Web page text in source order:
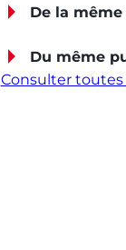
De la
Du même
Consulter